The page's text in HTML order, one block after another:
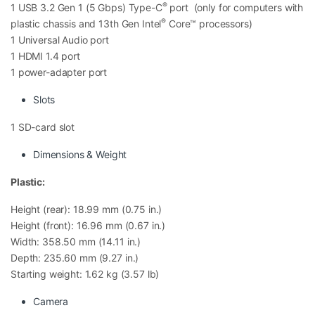
Zoom, Google Meet
Quản lý bán hàng
Kế toán cơ bản
Chỉnh sửa ảnh nhẹ
Làm việc đa nhiệm nhiều tab trình duyệt
Máy cho tốc độ phản hồi nhanh, mở ứng dụng mượt và
ít xảy ra hiện tượng giật lag trong quá trình sử dụng
Đặc biệt, thế hệ CPU Intel Gen 13 còn cải thiện khả
và ổn định trong thời gian dài.
1 USB 3.2 Gen 1 (5 Gbps) Type-C®port (only for computers with
plastic chassis and 13th Gen Intel® Core™ processors)
1 Universal Audio port
1 HDMI 1.4 port
1 power-adapter port
Slots
1 SD-card slot
Dimensions & Weight
Plastic:
Height (rear): 18.99 mm (0.75 in.)
Height (front): 16.96 mm (0.67 in.)
Width: 358.50 mm (14.11 in.)
Depth: 235.60 mm (9.27 in.)
Starting weight: 1.62 kg (3.57 lb)
Camera